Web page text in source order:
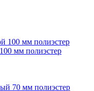
мм полиэстер